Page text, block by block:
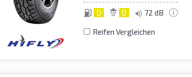
D D 72 dB
Reifen Vergleichen